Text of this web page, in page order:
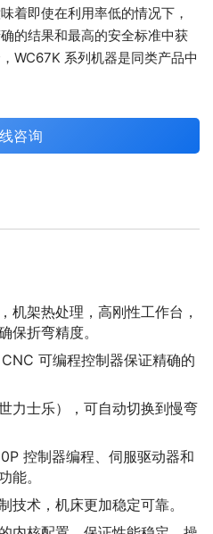
着即使在利用率低的情况下，
的结果和最高的安全标准中获
WC67K 系列机器是同类产品中
咨询
机架热处理，高刚性工作台，
保折弯精度。
可编程控制器保证精确的
力士乐），可自动切换到慢弯
控制器编程、伺服驱动器和
能。
技术，机床更加稳定可靠。